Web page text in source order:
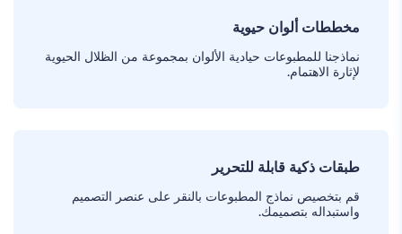
مخططات ألوان حيوية
نماذجنا للمطبوعات حيادية الألوان بمجموعة من الظلال الحيوية
لإثارة الاهتمام.
طبقات ذكية قابلة للتحرير
قم بتخصيص نماذج المطبوعات بالنقر على عنصر التصميم
واستبداله بتصميمك.